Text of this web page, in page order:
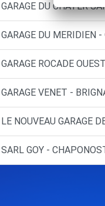
DU CHATER
DU MERIDIEN -
ROCADE
VENET -
NOUVEAU GARAGE
GOY -